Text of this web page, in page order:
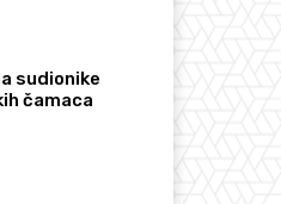
sudionike
čamaca